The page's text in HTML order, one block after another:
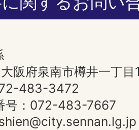
阪府泉南市樽井一丁目
483-3472
号：072-483-7667